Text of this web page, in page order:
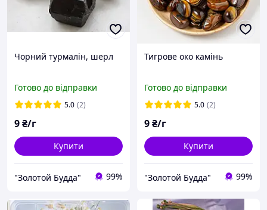
Чорний турмалін, шерл
Готово до відправки
5.0 (2)
9₴/г
Купити
"Золотой Будда" 99%
Тигрове око камінь
Готово до відправки
5.0 (2)
9₴/г
Купити
"Золотой Будда" 99%